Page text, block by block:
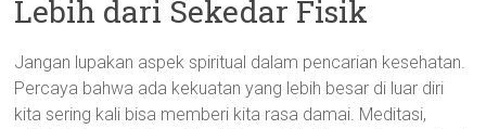
Lebih dari Sekedar Fisik
Jangan lupakan aspek spiritual dalam pencarian kesehatan.
Percaya bahwa ada kekuatan yang lebih besar di luar diri
kita sering kali bisa memberi kita rasa damai. Meditasi,